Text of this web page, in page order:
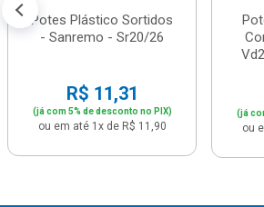
Potes Plástico Sortidos
- Sanremo - Sr20/26
R$ 11,31
(já com 5% de desconto no PIX)
ou em até 1x de R$ 11,90
(já
ou